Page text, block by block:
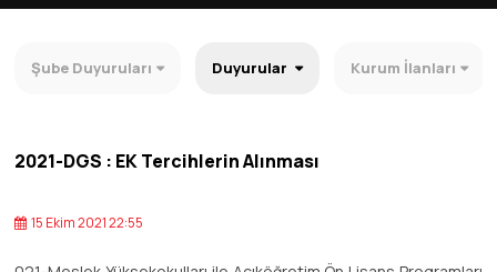
Şube Duyuruları Duyurular Kurum İlanları
2021-DGS : EK Tercihlerin Alınması
15 Ekim 2021 22:55